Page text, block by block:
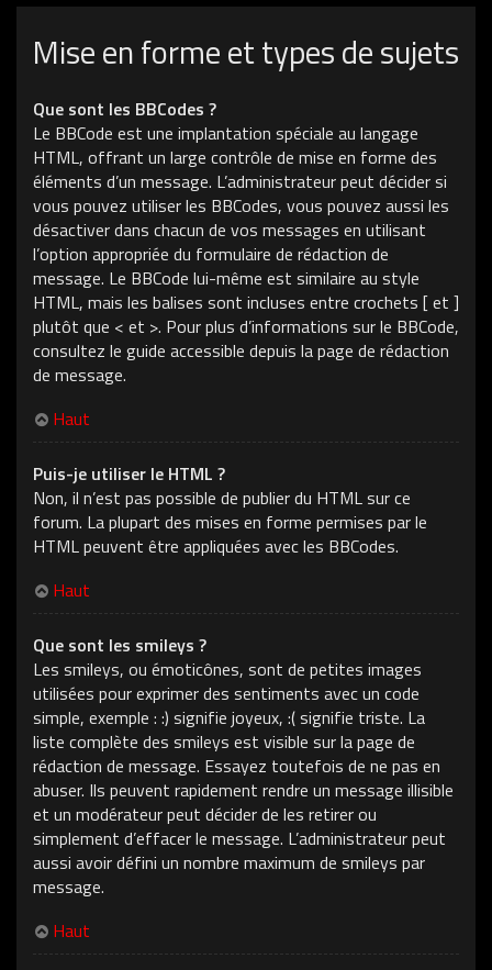
Mise en forme et types de sujets
Que sont les BBCodes ?
Le BBCode est une implantation spéciale au langage
HTML, offrant un large contrôle de mise en forme des
éléments d’un message. L’administrateur peut décider si
vous pouvez utiliser les BBCodes, vous pouvez aussi les
désactiver dans chacun de vos messages en utilisant
l’option appropriée du formulaire de rédaction de
message. Le BBCode lui-même est similaire au style
HTML, mais les balises sont incluses entre crochets [ et ]
plutôt que < et >. Pour plus d’informations sur le BBCode,
consultez le guide accessible depuis la page de rédaction
de message.
Haut
Puis-je utiliser le HTML ?
Non, il n’est pas possible de publier du HTML sur ce
forum. La plupart des mises en forme permises par le
HTML peuvent être appliquées avec les BBCodes.
Haut
Que sont les smileys ?
Les smileys, ou émoticônes, sont de petites images
utilisées pour exprimer des sentiments avec un code
simple, exemple : :) signifie joyeux, :( signifie triste. La
liste complète des smileys est visible sur la page de
rédaction de message. Essayez toutefois de ne pas en
abuser. Ils peuvent rapidement rendre un message illisible
et un modérateur peut décider de les retirer ou
simplement d’effacer le message. L’administrateur peut
aussi avoir défini un nombre maximum de smileys par
message.
Haut